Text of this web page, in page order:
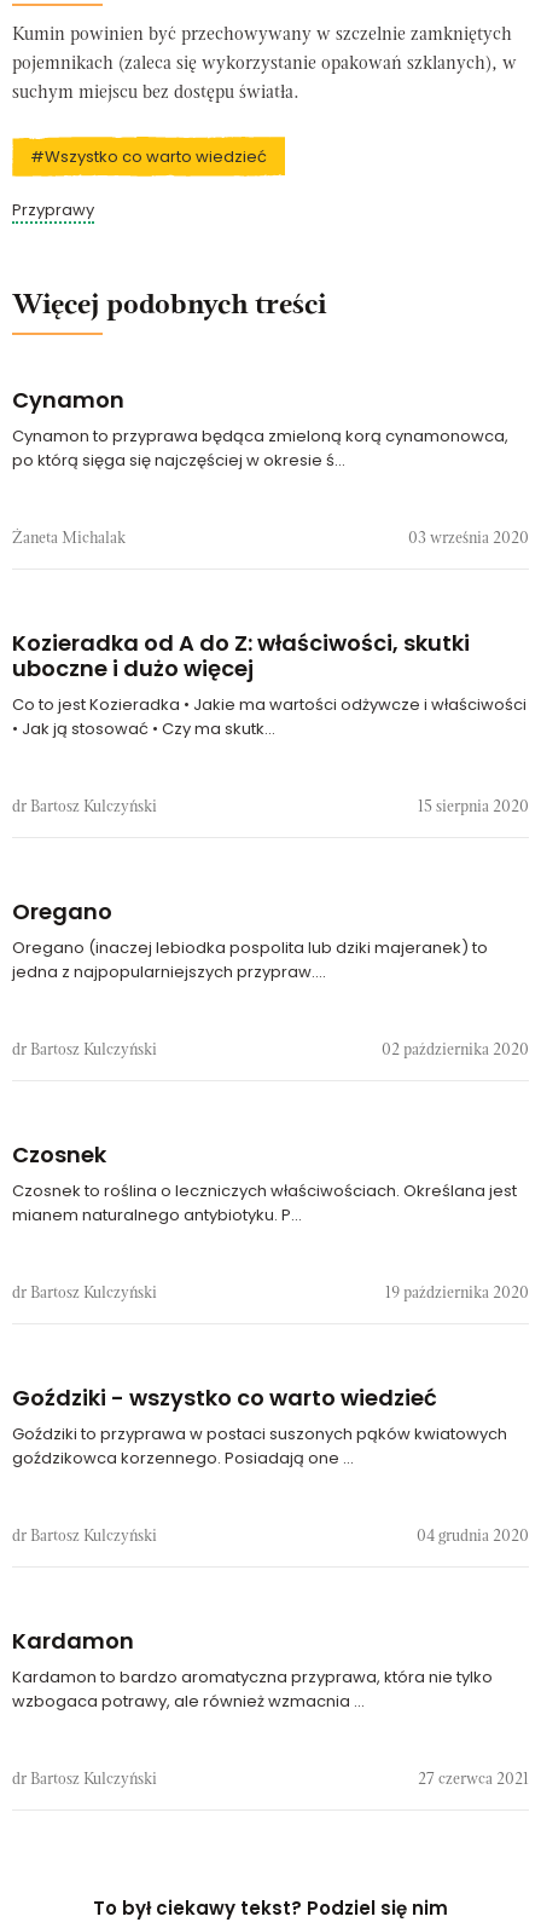
Kumin powinien być przechowywany w szczelnie zamkniętych
pojemnikach (zaleca się wykorzystanie opakowań szklanych), w
suchym miejscu bez dostępu światła.
#Wszystko co warto wiedzieć
Przyprawy
Więcej podobnych treści
Cynamon
Cynamon to przyprawa będąca zmieloną korą cynamonowca,
po którą sięga się najczęściej w okresie ś...
Żaneta Michalak 03 września 2020
Kozieradka od A do Z: właściwości, skutki
uboczne i dużo więcej
Co to jest Kozieradka • Jakie ma wartości odżywcze i właściwości
• Jak ją stosować • Czy ma skutk...
dr Bartosz Kulczyński 15 sierpnia 2020
Oregano
Oregano (inaczej lebiodka pospolita lub dziki majeranek) to
jedna z najpopularniejszych przypraw....
dr Bartosz Kulczyński 02 października 2020
Czosnek
Czosnek to roślina o leczniczych właściwościach. Określana jest
mianem naturalnego antybiotyku. P...
dr Bartosz Kulczyński 19 października 2020
Goździki - wszystko co warto wiedzieć
Goździki to przyprawa w postaci suszonych pąków kwiatowych
goździkowca korzennego. Posiadają one ...
dr Bartosz Kulczyński 04 grudnia 2020
Kardamon
Kardamon to bardzo aromatyczna przyprawa, która nie tylko
wzbogaca potrawy, ale również wzmacnia ...
dr Bartosz Kulczyński 27 czerwca 2021
To był ciekawy tekst? Podziel się nim